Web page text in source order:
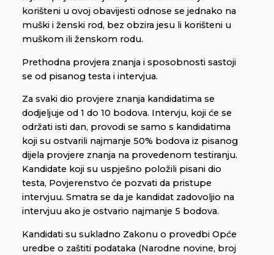
korišteni u ovoj obavijesti odnose se jednako na
muški i ženski rod, bez obzira jesu li korišteni u
muškom ili ženskom rodu.
Prethodna provjera znanja i sposobnosti sastoji
se od pisanog testa i intervjua.
Za svaki dio provjere znanja kandidatima se
dodjeljuje od 1 do 10 bodova. Intervju, koji će se
održati isti dan, provodi se samo s kandidatima
koji su ostvarili najmanje 50% bodova iz pisanog
dijela provjere znanja na provedenom testiranju.
Kandidate koji su uspješno položili pisani dio
testa, Povjerenstvo će pozvati da pristupe
intervjuu. Smatra se da je kandidat zadovoljio na
intervjuu ako je ostvario najmanje 5 bodova.
Kandidati su sukladno Zakonu o provedbi Opće
uredbe o zaštiti podataka (Narodne novine, broj